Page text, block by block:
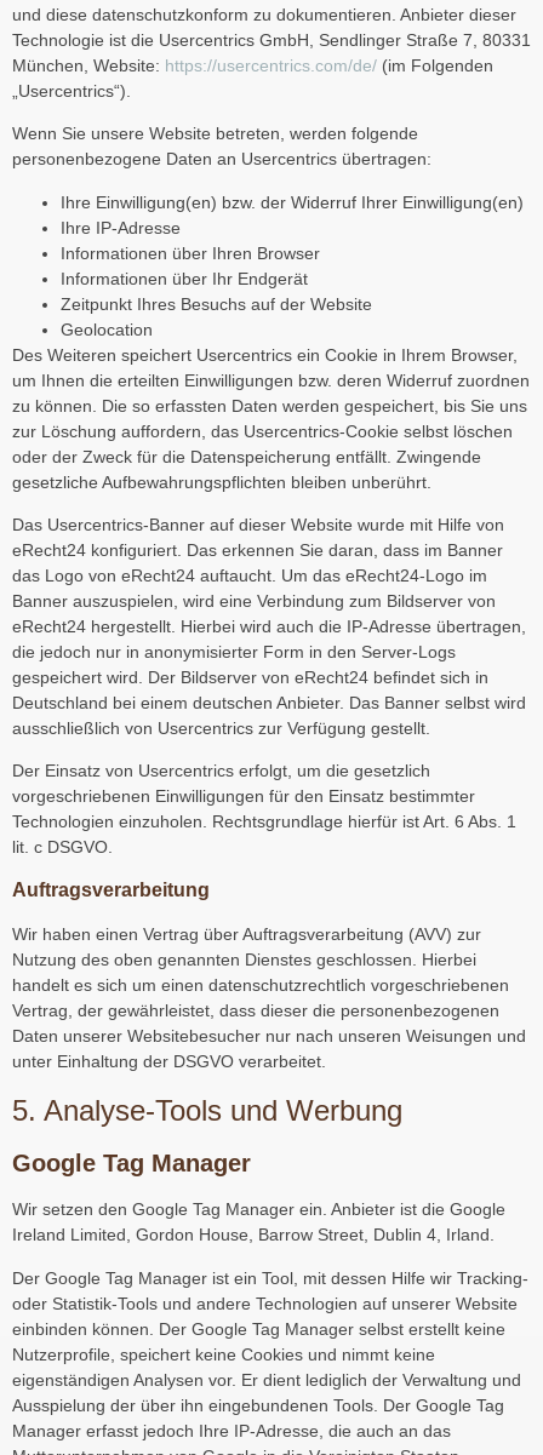
und diese datenschutzkonform zu dokumentieren. Anbieter dieser
Technologie ist die Usercentrics GmbH, Sendlinger Straße 7, 80331
München, Website: https://usercentrics.com/de/ (im Folgenden
„Usercentrics“).
Wenn Sie unsere Website betreten, werden folgende
personenbezogene Daten an Usercentrics übertragen:
Ihre Einwilligung(en) bzw. der Widerruf Ihrer Einwilligung(en)
Ihre IP-Adresse
Informationen über Ihren Browser
Informationen über Ihr Endgerät
Zeitpunkt Ihres Besuchs auf der Website
Geolocation
Des Weiteren speichert Usercentrics ein Cookie in Ihrem Browser,
um Ihnen die erteilten Einwilligungen bzw. deren Widerruf zuordnen
zu können. Die so erfassten Daten werden gespeichert, bis Sie uns
zur Löschung auffordern, das Usercentrics-Cookie selbst löschen
oder der Zweck für die Datenspeicherung entfällt. Zwingende
gesetzliche Aufbewahrungspflichten bleiben unberührt.
Das Usercentrics-Banner auf dieser Website wurde mit Hilfe von
eRecht24 konfiguriert. Das erkennen Sie daran, dass im Banner
das Logo von eRecht24 auftaucht. Um das eRecht24-Logo im
Banner auszuspielen, wird eine Verbindung zum Bildserver von
eRecht24 hergestellt. Hierbei wird auch die IP-Adresse übertragen,
die jedoch nur in anonymisierter Form in den Server-Logs
gespeichert wird. Der Bildserver von eRecht24 befindet sich in
Deutschland bei einem deutschen Anbieter. Das Banner selbst wird
ausschließlich von Usercentrics zur Verfügung gestellt.
Der Einsatz von Usercentrics erfolgt, um die gesetzlich
vorgeschriebenen Einwilligungen für den Einsatz bestimmter
Technologien einzuholen. Rechtsgrundlage hierfür ist Art. 6 Abs. 1
lit. c DSGVO.
Auftragsverarbeitung
Wir haben einen Vertrag über Auftragsverarbeitung (AVV) zur
Nutzung des oben genannten Dienstes geschlossen. Hierbei
handelt es sich um einen datenschutzrechtlich vorgeschriebenen
Vertrag, der gewährleistet, dass dieser die personenbezogenen
Daten unserer Websitebesucher nur nach unseren Weisungen und
unter Einhaltung der DSGVO verarbeitet.
5. Analyse-Tools und Werbung
Google Tag Manager
Wir setzen den Google Tag Manager ein. Anbieter ist die Google
Ireland Limited, Gordon House, Barrow Street, Dublin 4, Irland.
Der Google Tag Manager ist ein Tool, mit dessen Hilfe wir Tracking-
oder Statistik-Tools und andere Technologien auf unserer Website
einbinden können. Der Google Tag Manager selbst erstellt keine
Nutzerprofile, speichert keine Cookies und nimmt keine
eigenständigen Analysen vor. Er dient lediglich der Verwaltung und
Ausspielung der über ihn eingebundenen Tools. Der Google Tag
Manager erfasst jedoch Ihre IP-Adresse, die auch an das